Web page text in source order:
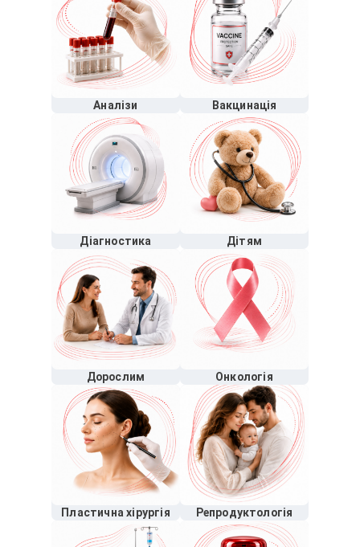
Аналізи Вакцинація
Діагностика Дітям
Дорослим Онкологія
Пластична хірургія Репродуктологія